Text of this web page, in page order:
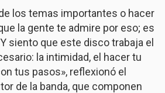
los temas importantes o hacer
la gente te admire por eso; es
siento que este disco trabaja el
la intimidad, el hacer tu
tus pasos», reflexionó el
de la banda, que componen